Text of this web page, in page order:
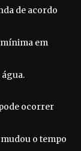
de acordo
em
ocorrer
o tempo